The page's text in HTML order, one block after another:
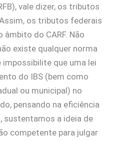
vale dizer, os tributos
os tributos federais
do CARF. Não
existe qualquer norma
que uma lei
do IBS (bem como
ou municipal) no
pensando na eficiência
a ideia de
competente para julgar